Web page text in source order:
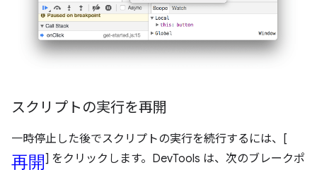
スクリプトの実行を再開
一時停止した後でスクリプトの実行を続行するには、[
再開] をクリックします。DevTools は、次のブレークポ